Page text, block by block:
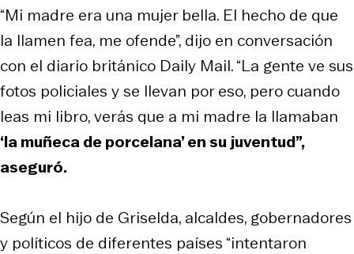
“Mi madre era una mujer bella. El hecho de que
la llamen fea, me ofende”, dijo en conversación
con el diario británico Daily Mail. “La gente ve sus
fotos policiales y se llevan por eso, pero cuando
leas mi libro, verás que a mi madre la llamaban
‘la muñeca de porcelana’ en su juventud”,
aseguró.
Según el hijo de Griselda, alcaldes, gobernadores
y políticos de diferentes países “intentaron